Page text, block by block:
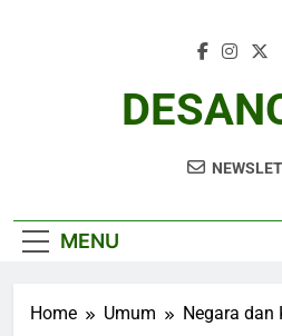
MENU
Home Umum Negara dan